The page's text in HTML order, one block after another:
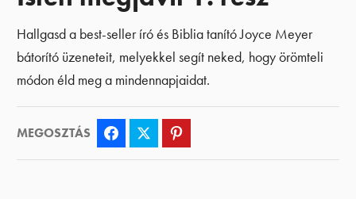
Hallgasd a best-seller író és Biblia tanító Joyce Meyer
bátorító üzeneteit, melyekkel segít neked, hogy örömteli
módon éld meg a mindennapjaidat.
MEGOSZTÁS Facebook Twitter